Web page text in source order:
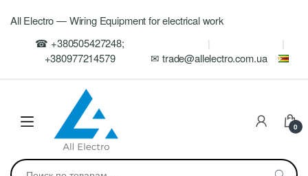
navigation
All Electro — Wiring Equipment for electrical work
☎ +380505427248;
+380977214579
✉ trade@allelectro.com.ua
0
Искать: